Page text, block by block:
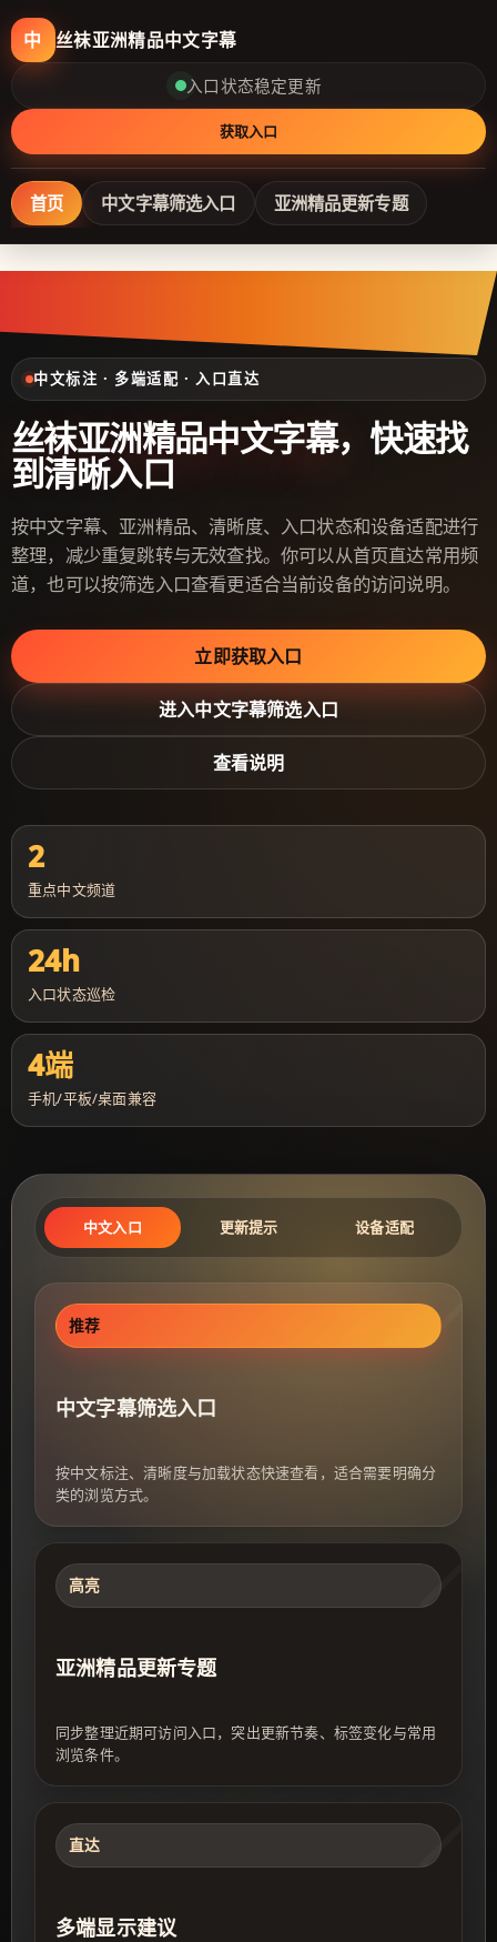
中 丝袜亚洲精品中文字幕
入口状态稳定更新
获取入口
首页 中文字幕筛选入口 亚洲精品更新专题
中文标注 · 多端适配 · 入口直达
丝袜亚洲精品中文字幕，快速找
到清晰入口
按中文字幕、亚洲精品、清晰度、入口状态和设备适配进行
整理，减少重复跳转与无效查找。你可以从首页直达常用频
道，也可以按筛选入口查看更适合当前设备的访问说明。
立即获取入口
进入中文字幕筛选入口
查看说明
2
重点中文频道
24h
入口状态巡检
4端
手机/平板/桌面兼容
中文入口 更新提示 设备适配
推荐
中文字幕筛选入口
按中文标注、清晰度与加载状态快速查看，适合需要明确分
类的浏览方式。
高亮
亚洲精品更新专题
同步整理近期可访问入口，突出更新节奏、标签变化与常用
浏览条件。
直达
多端显示建议